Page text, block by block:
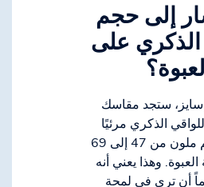
إلى حجم
الذكري على
ستجد مقاسك
الذكري مرئيًا
بوضوح كرقم ملون من 47 إلى 69
وهذا يعني أنه
أن ترى في لمحة